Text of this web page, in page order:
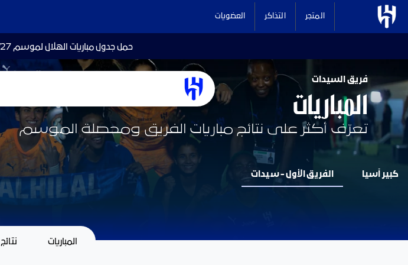
المتجر التذاكر العضويات
حمل جدول مباريات الهلال لموسم 26/27
فريق السيدات
المباريات
تعرّف أكثر على نتائج مباريات الفريق ومحصلة الموسم
كبير آسيا الفريق الأول - سيدات
المباريات نتائج